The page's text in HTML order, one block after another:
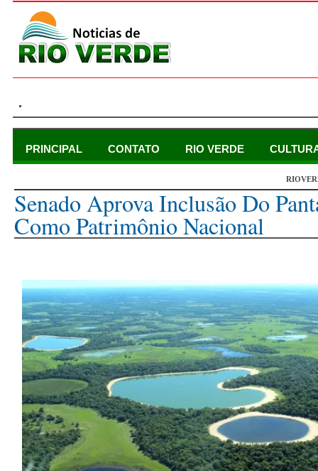
.
PRINCIPAL CONTATO RIO VERDE
Senado Aprova Inclusão Do
Como Patrimônio Nacional